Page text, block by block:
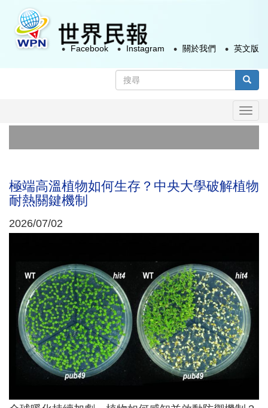
容
搜
尋
Facebook Instagram 關於我們 英文版
極端高溫植物如何生存？中央大學破解植物
耐熱關鍵機制
2026/07/02